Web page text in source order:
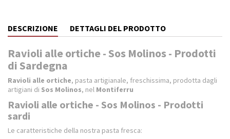
DESCRIZIONE DETTAGLI DEL PRODOTTO
Ravioli alle ortiche - Sos Molinos - Prodotti
di Sardegna
Ravioli alle ortiche, pasta artigianale, freschissima, prodotta dagli
artigiani di Sos Molinos, nel Montiferru
Ravioli alle ortiche - Sos Molinos - Prodotti
sardi
Le caratteristiche della nostra pasta fresca: